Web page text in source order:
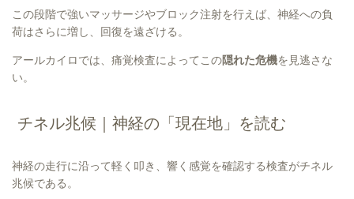
この段階で強いマッサージやブロック注射を行えば、神経への負
荷はさらに増し、回復を遠ざける。
アールカイロでは、痛覚検査によってこの隠れた危機を見逃さな
い。
チネル兆候｜神経の「現在地」を読む
神経の走行に沿って軽く叩き、響く感覚を確認する検査がチネル
兆候である。